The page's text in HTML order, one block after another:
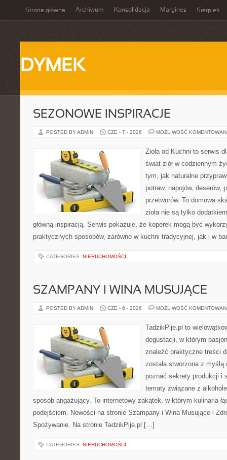
Strona główna Archiwum Konsolidacja Margines Sierpień
DYMEK
SEZONOWE INSPIRACJE
POSTED BY ADMIN CZE - 7 - 2026 MOŻLIWOŚĆ
Zioła od Kuchni to serwis
świat ziół w codziennym
tym, jak naturalne
potraw, napojów, deserów,
przetworów. To domowa
zioła nie są tylko
główną inspiracją. Serwis pokazuje, że koperek mogą być
praktycznych sposobów, zarówno w kuchni tradycyjnej, jak i w
CATEGORIES: NIERUCHOMOŚCI
SZAMPANY I WINA MUSUJĄCE
POSTED BY ADMIN CZE - 6 - 2026 MOŻLIWOŚĆ
TadzikPije.pl to
degustacji, w którym
znaleźć praktyczne treści
została stworzona z
poznać sekrety produkcji i
tematy związane z
sposób angażujący. To internetowy zakątek, w którym kulinaria
podejściem. Nowości na stronie Szampany i Wina Musujące i
Spożywanie. Na stronie TadzikPije.pl […]
CATEGORIES: NIERUCHOMOŚCI